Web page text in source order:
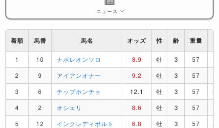
ニュース
着順 馬番 馬名 オッズ 性 齢 重量
1 10 ナポレオンソロ 8.9 牡 3 57
2
9 アイアンオナー 9.2 牡 3 57
3
6 チップホンチョ 12.1 牡 3 57
J
4
2 オシェリ 8.6 牡 3 57
T
5
12 インクレディボルト 6.8 牡 3 57
J